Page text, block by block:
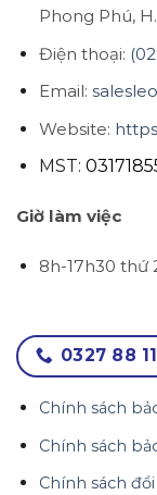
Phong Phú,
Điện thoại:
Email:
Website:
MST:
Giờ làm việc
8h-17h30 thứ
0327 88
Chính sách
Chính sách
Chính sách